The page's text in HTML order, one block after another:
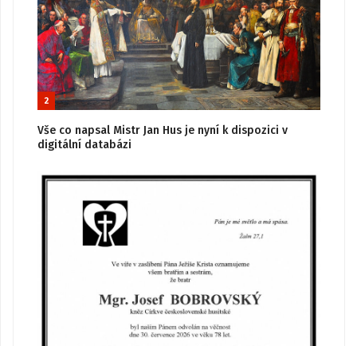
2
Vše co napsal Mistr Jan Hus je nyní k dispozici v
digitální databázi